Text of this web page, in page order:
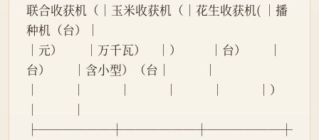
联合收获机（│玉米收获机（│花生收获机( │播
种机（台）│
│元）        │万千瓦）    │）          │台）        │
台）        │含小型）（台│            │
│            │            │            │            │            │）
│            │
├──────┼──────┼──────┼